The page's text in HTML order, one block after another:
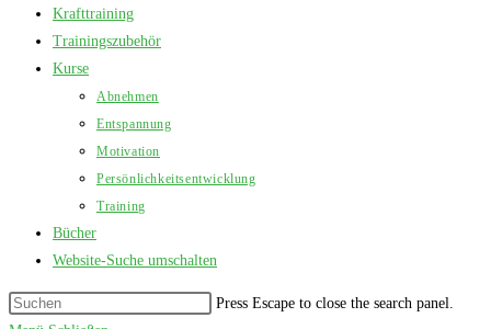
Krafttraining
Trainingszubehör
Kurse
Abnehmen
Entspannung
Motivation
Persönlichkeitsentwicklung
Training
Bücher
Website-Suche umschalten
Press Escape to close the search panel.